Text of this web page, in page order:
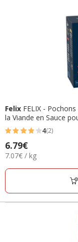
Felix FELIX - Pochons Succulent Grill Selection de la Campagne à
4
étoiles
avec
2
4(2)
Prix
6.79€
6.79€
7.07€
Kg
7.07€ / kg